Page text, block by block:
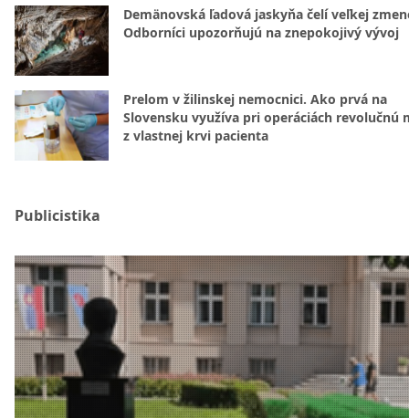
Demänovská ľadová jaskyňa čelí veľkej
Odborníci upozorňujú na znepokojivý vývoj
Prelom v žilinskej nemocnici. Ako prvá na
Slovensku využíva pri operáciách revolučnú
z vlastnej krvi pacienta
Publicistika